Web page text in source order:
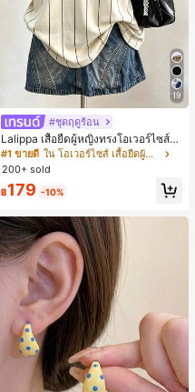
19
#ชุดฤดูร้อน
Lalippa เสื้อยืดผู้หญิงทรงโอเวอร์ไซส์ค
วามยาวกลาง คอกลม ไหล่ตก ลายพิมพ์
ตัวอักษรและลายทางแนวตั้ง สไตล์แฟชั่
นมินิมอล ของขวัญให้เพื่อน
#1 ขายดี
ใน โอเวอร์ไซส์ เสื้อยืดผู้หญิง
200+ sold
฿179 -10%